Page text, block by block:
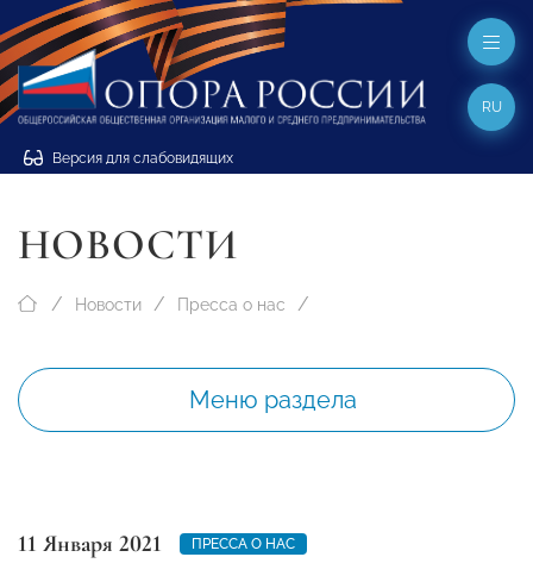
Версия для слабовидящих
RU
НОВОСТИ
Новости Пресса о нас
Меню раздела
11 Января 2021 ПРЕССА О НАС